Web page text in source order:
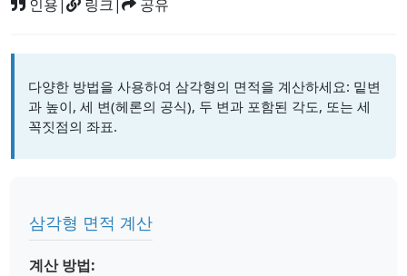
인용| 링크| 공유
다양한 방법을 사용하여 삼각형의 면적을 계산하세요: 밑변
과 높이, 세 변(헤론의 공식), 두 변과 포함된 각도, 또는 세
꼭짓점의 좌표.
삼각형 면적 계산
계산 방법: